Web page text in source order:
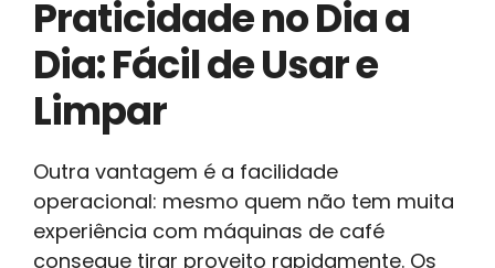
Praticidade no Dia a
Dia: Fácil de Usar e
Limpar
Outra vantagem é a facilidade
operacional: mesmo quem não tem muita
experiência com máquinas de café
consegue tirar proveito rapidamente. Os